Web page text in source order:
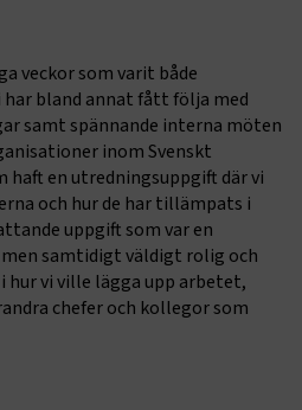
veckor som varit både
har bland annat fått följa med
samt spännande interna möten
inom Svenskt
haft en utredningsuppgift där vi
och hur de har tillämpats i
uppgift som var en
samtidigt väldigt rolig och
hur vi ville lägga upp arbetet,
chefer och kollegor som